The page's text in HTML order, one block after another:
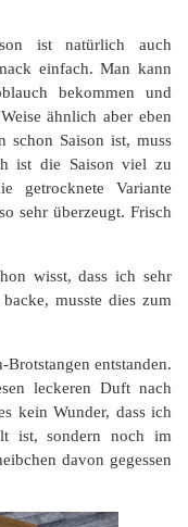
ist natürlich auch
einfach. Man kann
bekommen und
ähnlich aber eben
schon Saison ist, muss
ist die Saison viel zu
getrocknete Variante
sehr überzeugt. Frisch
wisst, dass ich sehr
musste dies zum
entstanden.
leckeren Duft nach
kein Wunder, dass ich
ist, sondern noch im
davon gegessen